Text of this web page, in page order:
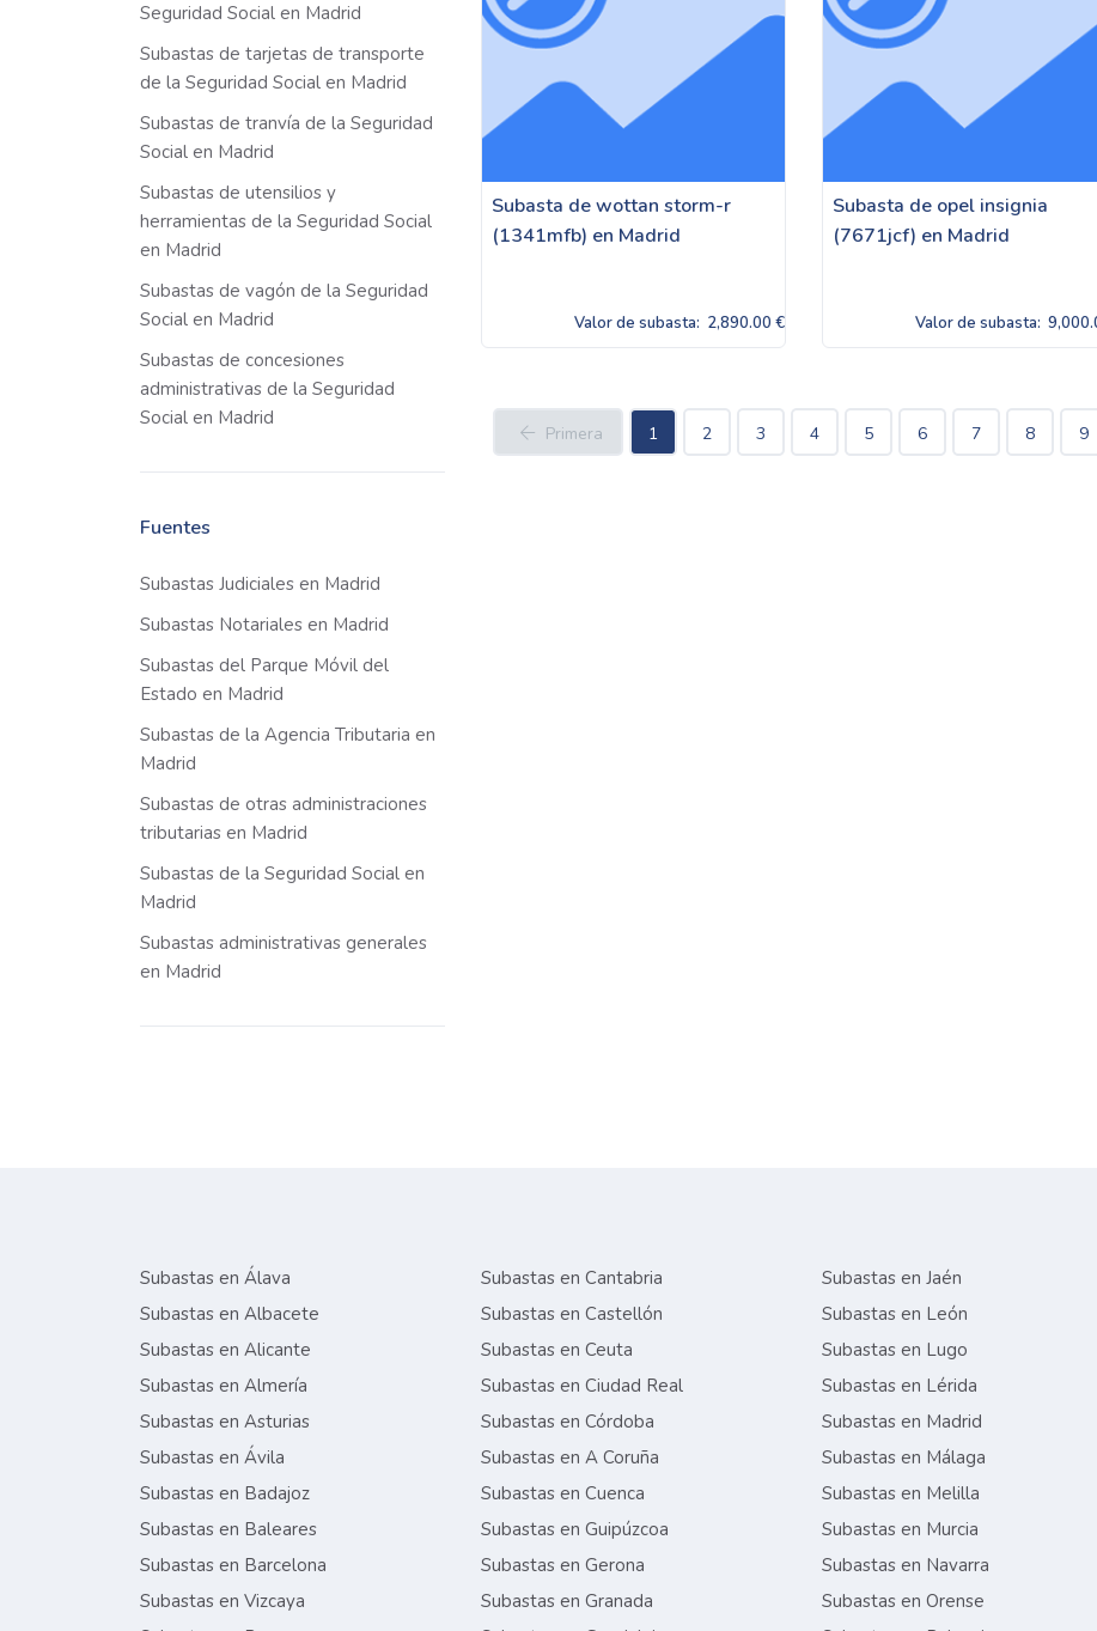
Seguridad Social en Madrid
Subastas de tarjetas de transporte
de la Seguridad Social en Madrid
Subastas de tranvía de la Seguridad
Social en Madrid
Subastas de utensilios y
herramientas de la Seguridad Social
en Madrid
Subastas de vagón de la Seguridad
Social en Madrid
Subastas de concesiones
administrativas de la Seguridad
Social en Madrid
Fuentes
Subastas Judiciales en Madrid
Subastas Notariales en Madrid
Subastas del Parque Móvil del
Estado en Madrid
Subastas de la Agencia Tributaria en
Madrid
Subastas de otras administraciones
tributarias en Madrid
Subastas de la Seguridad Social en
Madrid
Subastas administrativas generales
en Madrid
Subasta de wottan storm-r
(1341mfb) en Madrid
Valor de subasta: 2,890.00 €
Subasta de opel insignia
(7671jcf) en Madrid
Valor de subasta:
Primera 1 2 3 4 5 6 7 8 9
Subastas en Álava
Subastas en Albacete
Subastas en Alicante
Subastas en Almería
Subastas en Asturias
Subastas en Ávila
Subastas en Badajoz
Subastas en Baleares
Subastas en Barcelona
Subastas en Vizcaya
Subastas en Cantabria
Subastas en Castellón
Subastas en Ceuta
Subastas en Ciudad Real
Subastas en Córdoba
Subastas en A Coruña
Subastas en Cuenca
Subastas en Guipúzcoa
Subastas en Gerona
Subastas en Granada
Subastas en Jaén
Subastas en León
Subastas en Lugo
Subastas en Lérida
Subastas en Madrid
Subastas en Málaga
Subastas en Melilla
Subastas en Murcia
Subastas en Navarra
Subastas en Orense